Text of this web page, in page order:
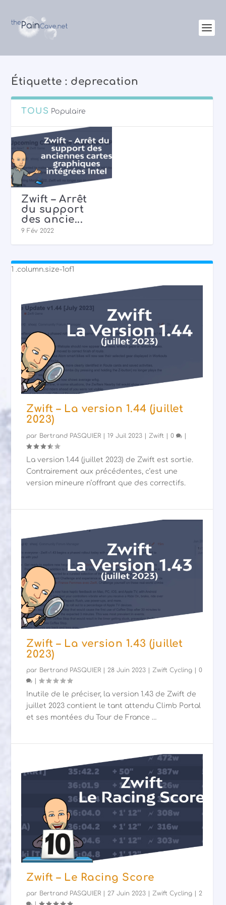
Étiquette : deprecation
TOUS Populaire
Zwift – Arrêt
du support
des ancie...
9 Fév 2022
Zwift – La version 1.44 (juillet
2023)
par Bertrand PASQUIER |19 Juil 2023 |Zwift |0
La version 1.44 (juillet 2023) de Zwift est sortie.
Contrairement aux précédentes, c’est une
version mineure n’offrant que des correctifs.
Zwift – La version 1.43 (juillet
2023)
par Bertrand PASQUIER | 28 Juin 2023 | Zwift Cycling |0
|
Inutile de le préciser, la version 1.43 de Zwift de
juillet 2023 contient le tant attendu Climb Portal
et ses montées du Tour de France …
Zwift – Le Racing Score
par Bertrand PASQUIER 27 Juin 2023 |Zwift Cycling
2